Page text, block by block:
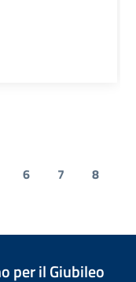
6 7
8
per il Giubileo